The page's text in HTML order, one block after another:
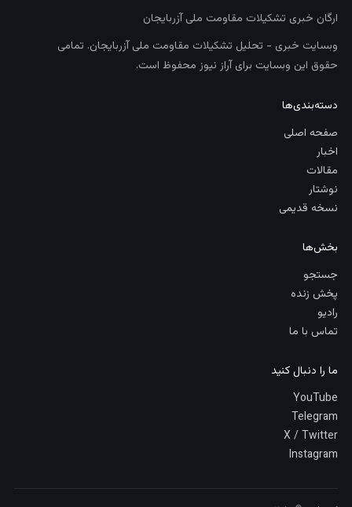
ارگان خبری تشکیلات مقاومت ملی آزربایجان
وبسایت خبری - تحلیل تشکیلات مقاومت ملی آزربایجان. تمامی
حقوق این وبسایت برای آراز نیوز محفوظ است.
دسته‌بندی‌ها
صفحه اصلی
اخبار
مقالات
نوشتار
نسخه قدیمی
بخش‌ها
جستجو
پخش زنده
رادیو
تماس با ما
ما را دنبال کنید
YouTube
Telegram
X / Twitter
Instagram